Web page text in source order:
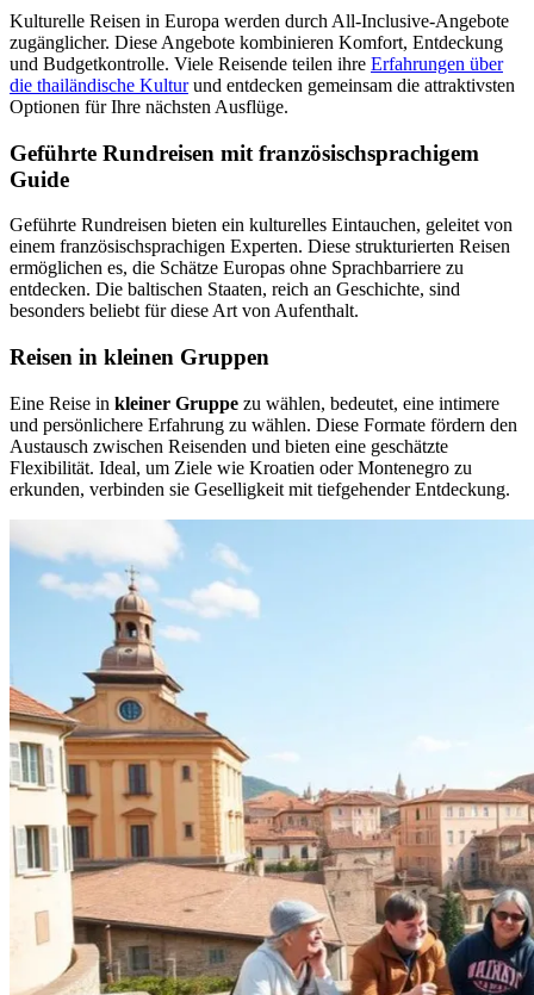
Kulturelle Reisen in Europa werden durch All-Inclusive-Angebote
zugänglicher. Diese Angebote kombinieren Komfort, Entdeckung
und Budgetkontrolle. Viele Reisende teilen ihre Erfahrungen über
die thailändische Kulturund entdecken gemeinsam die attraktivsten
Optionen für Ihre nächsten Ausflüge.
Geführte Rundreisen mit französischsprachigem
Guide
Geführte Rundreisen bieten ein kulturelles Eintauchen, geleitet von
einem französischsprachigen Experten. Diese strukturierten Reisen
ermöglichen es, die Schätze Europas ohne Sprachbarriere zu
entdecken. Die baltischen Staaten, reich an Geschichte, sind
besonders beliebt für diese Art von Aufenthalt.
Reisen in kleinen Gruppen
Eine Reise in kleiner Gruppe zu wählen, bedeutet, eine intimere
und persönlichere Erfahrung zu wählen. Diese Formate fördern den
Austausch zwischen Reisenden und bieten eine geschätzte
Flexibilität. Ideal, um Ziele wie Kroatien oder Montenegro zu
erkunden, verbinden sie Geselligkeit mit tiefgehender Entdeckung.